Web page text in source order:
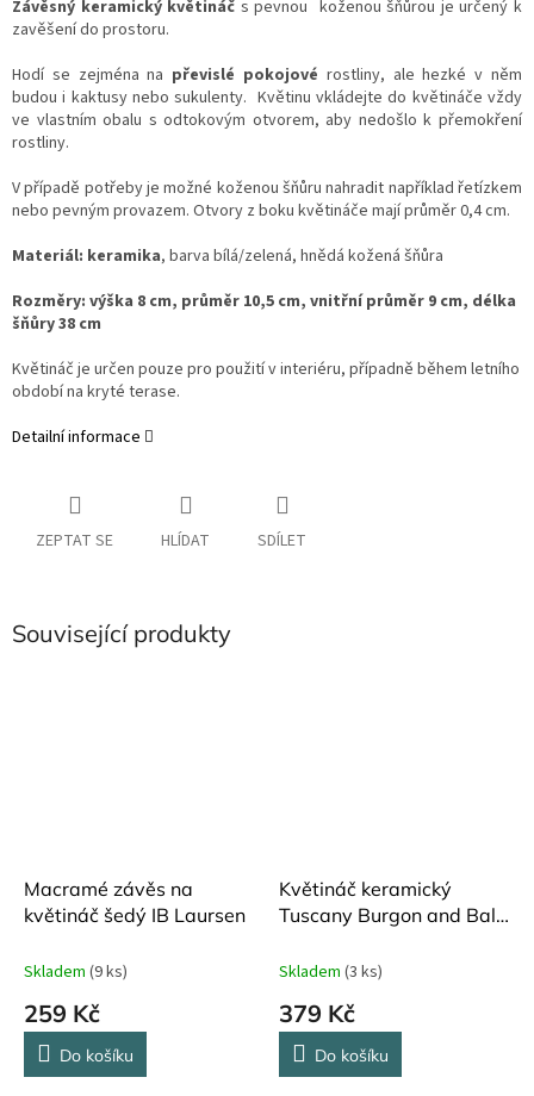
Závěsný keramický květináč s pevnou koženou šňůrou je určený k
zavěšení do prostoru.
Hodí se zejména na převislé pokojové rostliny, ale hezké v něm
budou i kaktusy nebo sukulenty. Květinu vkládejte do květináče vždy
ve vlastním obalu s odtokovým otvorem, aby nedošlo k přemokření
rostliny.
V případě potřeby je možné koženou šňůru nahradit například řetízkem
nebo pevným provazem. Otvory z boku květináče mají průměr 0,4 cm.
Materiál: keramika, barva bílá/zelená, hnědá kožená šňůra
Rozměry: výška 8 cm, průměr 10,5 cm, vnitřní průměr 9 cm, délka
šňůry 38 cm
Květináč je určen pouze pro použití v interiéru, případně během letního
období na kryté terase.
Detailní informace
ZEPTAT SE HLÍDAT SDÍLET
Související produkty
Macramé závěs na
květináč šedý IB Laursen
Skladem (9 ks)
259 Kč
Do košíku
Květináč keramický
Tuscany Burgon and Ball
Skladem (3 ks)
379 Kč
Do košíku